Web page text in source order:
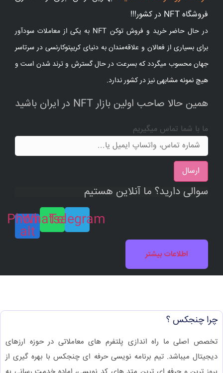
فروشگاه NFT در کشور!!!
در حال حاضر خرید و فروش توکن NFT به یکی از معاملات سودآور
برای بسیاری از فعالان و علاقه‌مندان به دنیای کریپتوکارنسی در سرتاسر
جهان محسوب میگردد که بسرعت در حال گسترش و ترند شدن است و
هیچ نمونه مشابهی نیز در کشور ندارد.
همین حالا صاحب اولین بازار NFT در ایران باشید
ما با شما تماس میگیریم
ارسال
سوالی دارید؟ ما آنلاین هستیم
Telegram
Whatsapp
Phone-
alt
اطلاعات بیشتر
چرا چنجکس ؟
تخصص اصلی ما راه اندازی پلتفرم های معاملاتی در حوزه ارزهای
دیجیتال میباشد. تیم برنامه نویسی حرفه ای چنجکس با بهره گیری از